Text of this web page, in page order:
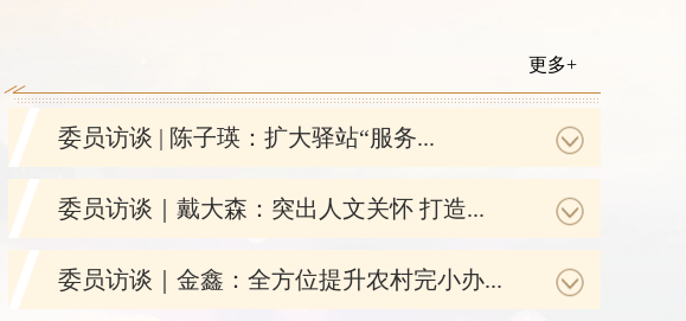
更多+
委员访谈 | 陈子瑛：扩大驿站“服务...
委员访谈｜戴大森：突出人文关怀 打造...
委员访谈｜金鑫：全方位提升农村完小办...